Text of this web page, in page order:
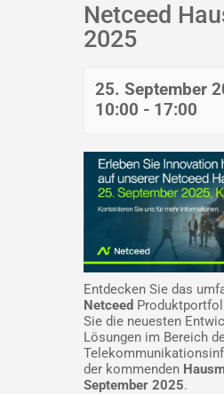
Netceed
2025
25. September
10:00 - 17:00
Entdecken Sie das
Netceed
Sie die neuesten
Lösungen im Bereich
der kommenden
September 2025.